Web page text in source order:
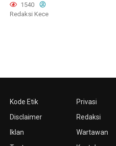
1540
Redaksi Kece
Kode Etik
Disclaimer
Iklan
Privasi
Redaksi
Wartawan